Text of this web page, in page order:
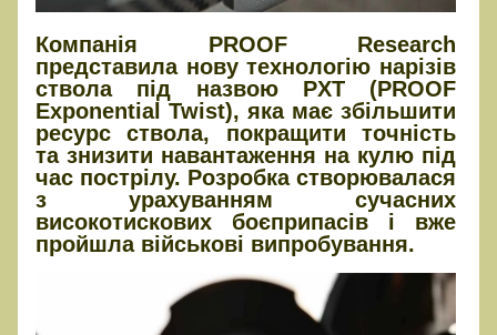
Компанія PROOF Research
представила нову технологію нарізів
ствола під назвою PXT (PROOF
Exponential Twist), яка має збільшити
ресурс ствола, покращити точність
та знизити навантаження на кулю під
час пострілу. Розробка створювалася
з урахуванням сучасних
високотискових боєприпасів і вже
пройшла військові випробування.